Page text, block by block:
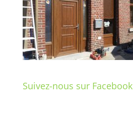
Suivez-nous sur Facebook